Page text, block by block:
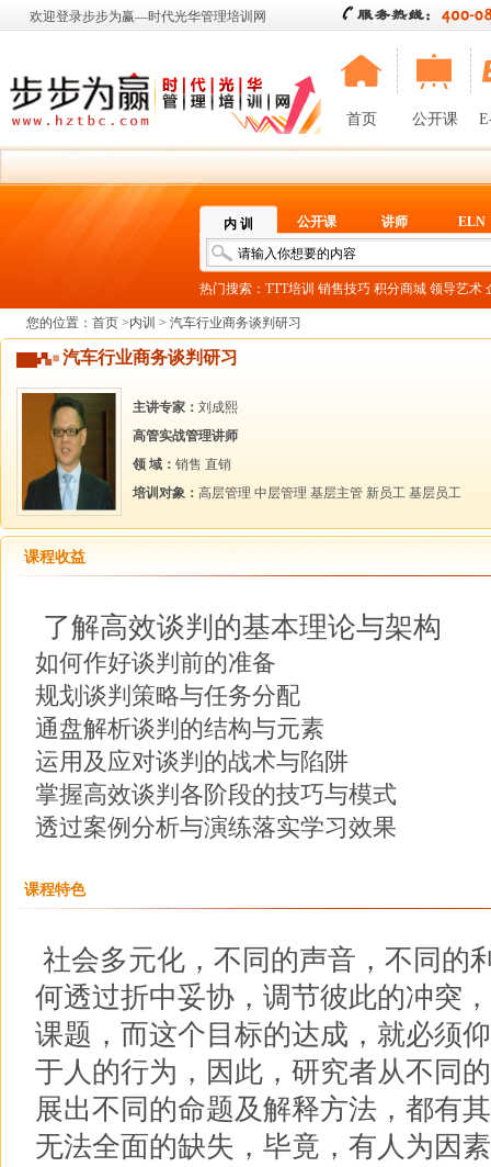
欢迎登录步步为赢—时代光华管理培训网
首页 公开课
内 训 公开课 讲师 ELN
热门搜索： TTT培训 销售技巧 积分商城 领导艺术
您的位置： 首页 >内训 > 汽车行业商务谈判研习
汽车行业商务谈判研习
主讲专家： 刘成熙
高管实战管理讲师
领 域： 销售 直销
培训对象： 高层管理 中层管理 基层主管 新员工 基层员工
课程收益
了解高效谈判的基本理论与架构
如何作好谈判前的准备
规划谈判策略与任务分配
通盘解析谈判的结构与元素
运用及应对谈判的战术与陷阱
掌握高效谈判各阶段的技巧与模式
透过案例分析与演练落实学习效果
课程特色
社会多元化，不同的声音，不同的
何透过折中妥协，调节彼此的冲突
课题，而这个目标的达成，就必须
于人的行为，因此，研究者从不同
展出不同的命题及解释方法，都有
无法全面的缺失，毕竟，有人为因